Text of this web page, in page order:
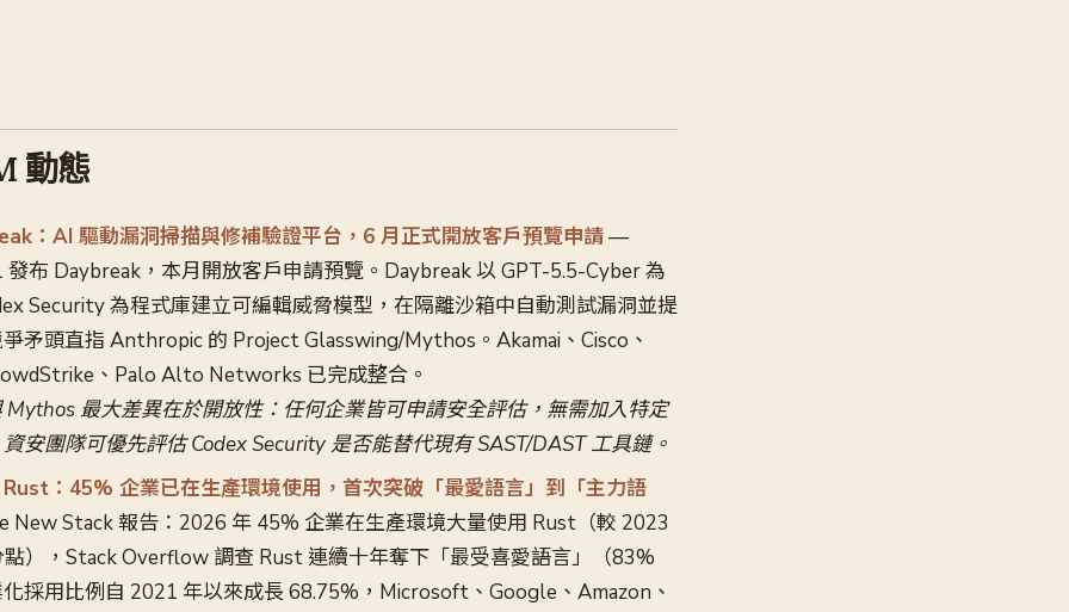
動態
：AI 驅動漏洞掃描與修補驗證平台，6 月正式開放客戶預覽申請—
布 Daybreak，本月開放客戶申請預覽。Daybreak 以 GPT-5.5-Cyber 為
Security 為程式庫建立可編輯威脅模型，在隔離沙箱中自動測試漏洞並提
矛頭直指 Anthropic 的 Project Glasswing/Mythos。Akamai、Cisco、
、Palo Alto Networks 已完成整合。
最大差異在於開放性：任何企業皆可申請安全評估，無需加入特定
安團隊可優先評估 Codex Security 是否能替代現有 SAST/DAST 工具鏈。
：45% 企業已在生產環境使用，首次突破「最愛語言」到「主力語
Stack 報告：2026 年 45% 企業在生產環境大量使用 Rust（較 2023
），Stack Overflow 調查 Rust 連續十年奪下「最受喜愛語言」（83%
採用比例自 2021 年以來成長 68.75%，Microsoft、Google、Amazon、